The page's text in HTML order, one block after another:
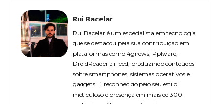
Rui Bacelar
Rui Bacelar é um especialista em tecnologia
que se destacou pela sua contribuição em
plataformas como 4gnews, Pplware,
DroidReader e iFeed, produzindo conteúdos
sobre smartphones, sistemas operativos e
gadgets. É reconhecido pelo seu estilo
meticuloso e presença em mais de 300